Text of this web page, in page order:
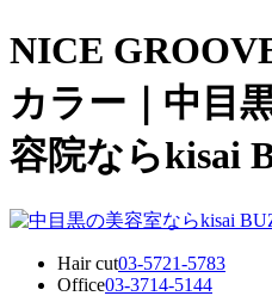
NICE
カラー｜中目
容院ならkisai
Hair cut03-5721-5783
Office03-3714-5144